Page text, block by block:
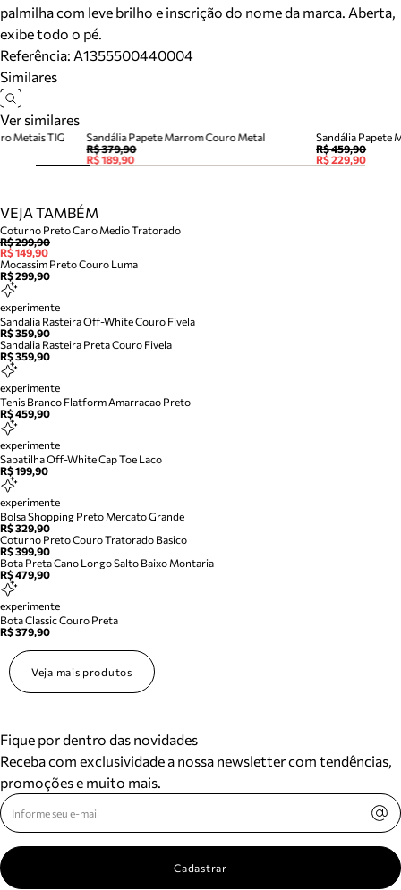
palmilha com leve brilho e inscrição do nome da marca. Aberta,
exibe todo o pé.
Referência: A1355500440004
Similares
Ver similares
Sandália Papete Marrom Couro Metal
R$ 379,90
R$ 189,90
Sandália Papete
R$ 459,90
R$ 229,90
Metais TIG
VEJA TAMBÉM
Coturno Preto Cano Medio Tratorado
R$ 299,90
R$ 149,90
Mocassim Preto Couro Luma
R$ 299,90
experimente
Sandalia Rasteira Off-White Couro Fivela
R$ 359,90
Sandalia Rasteira Preta Couro Fivela
R$ 359,90
experimente
Tenis Branco Flatform Amarracao Preto
R$ 459,90
experimente
Sapatilha Off-White Cap Toe Laco
R$ 199,90
experimente
Bolsa Shopping Preto Mercato Grande
R$ 329,90
Coturno Preto Couro Tratorado Basico
R$ 399,90
Bota Preta Cano Longo Salto Baixo Montaria
R$ 479,90
experimente
Bota Classic Couro Preta
R$ 379,90
Veja mais produtos
Fique por dentro das novidades
Receba com exclusividade a nossa newsletter com tendências,
promoções e muito mais.
Cadastrar